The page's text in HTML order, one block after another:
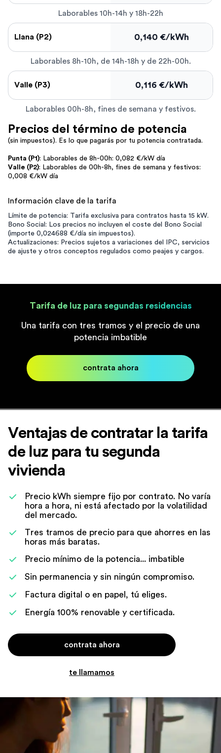
Laborables 10h-14h y 18h-22h
Llana (P2) 0,140 €/kWh
Laborables 8h-10h, de 14h-18h y de 22h-00h.
Valle (P3) 0,116 €/kWh
Laborables 00h-8h, fines de semana y festivos.
Precios del término de potencia
(sin impuestos). Es lo que pagarás por tu potencia contratada.
Punta (P1): Laborables de 8h-00h: 0,082 €/kW día
Valle (P2): Laborables de 00h-8h, fines de semana y festivos:
0,008 €/kW día
Información clave de la tarifa
Límite de potencia: Tarifa exclusiva para contratos hasta 15 kW.
Bono Social: Los precios no incluyen el coste del Bono Social
(importe 0,024688 €/día sin impuestos).
Actualizaciones: Precios sujetos a variaciones del IPC, servicios
de ajuste y otros conceptos regulados como peajes y cargos.
Tarifa de luz para segundas residencias
Una tarifa con tres tramos y el precio de una
potencia imbatible
contrata ahora
Ventajas de contratar la tarifa
de luz para tu segunda
vivienda
Precio kWh siempre fijo por contrato. No varía
hora a hora, ni está afectado por la volatilidad
del mercado.
Tres tramos de precio para que ahorres en las
horas más baratas.
Precio mínimo de la potencia... imbatible
Sin permanencia y sin ningún compromiso.
Factura digital o en papel, tú eliges.
Energía 100% renovable y certificada.
contrata ahora
te llamamos